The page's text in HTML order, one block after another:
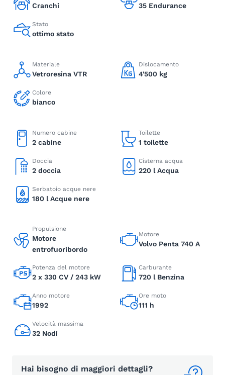
Cranchi 35 Endurance
Stato
ottimo stato
Materiale
Vetroresina VTR
Dislocamento
4'500 kg
Colore
bianco
Numero cabine
2 cabine
Toilette
1 toilette
Doccia
2 doccia
Cisterna acqua
220 l Acqua
Serbatoio acque nere
180 l Acque nere
Propulsione
Motore
entrofuoribordo
Motore
Volvo Penta 740 A
Potenza del motore
2 x 330 CV / 243 kW
Carburante
720 l Benzina
Anno motore
1992
Ore moto
111 h
Velocità massima
32 Nodi
Hai bisogno di maggiori dettagli?